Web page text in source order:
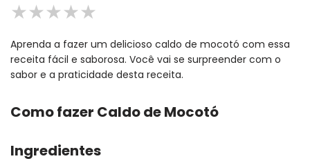
★★★★★
Aprenda a fazer um delicioso caldo de mocotó com essa
receita fácil e saborosa. Você vai se surpreender com o
sabor e a praticidade desta receita.
Como fazer Caldo de Mocotó
Ingredientes